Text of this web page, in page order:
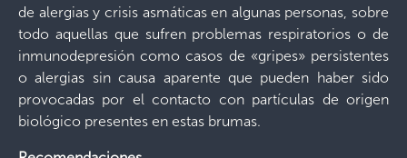
de alergias y crisis asmáticas en algunas personas, sobre
todo aquellas que sufren problemas respiratorios o de
inmunodepresión como casos de «gripes» persistentes
o alergias sin causa aparente que pueden haber sido
provocadas por el contacto con partículas de origen
biológico presentes en estas brumas.